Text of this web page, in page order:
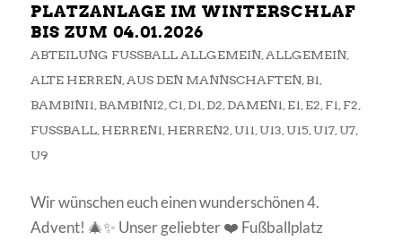
PLATZANLAGE IM WINTERSCHLAF
BIS ZUM 04.01.2026
ABTEILUNG FUSSBALL ALLGEMEIN , ALLGEMEIN,
ALTE HERREN, AUS DEN MANNSCHAFTEN, B1
BAMBINI1 BAMBINI2 C1 D1 D2 DAMEN1 E1 E2 F1 F2
FUSSBALL , HERREN1 HERREN2 U11 U13 U15, U17, U7,
U9
Wir wünschen euch einen wunderschönen 4.
Advent! 🎄✨ Unser geliebter ❤️ Fußballplatz